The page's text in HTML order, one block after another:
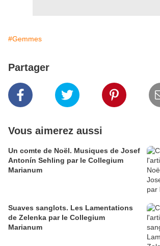
#Gemmes
Partager
Vous aimerez aussi
Un comte de Noël. Musiques de Josef
Antonín Sehling par le Collegium
Marianum
Suaves sanglots. Les Lamentations
de Zelenka par le Collegium
Marianum